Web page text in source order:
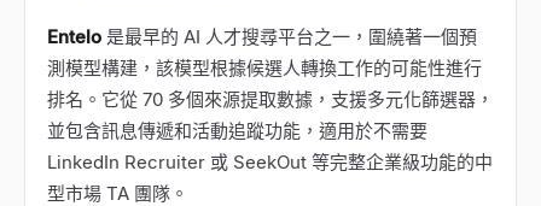
Entelo 是最早的 AI 人才搜尋平台之一，圍繞著一個預
測模型構建，該模型根據候選人轉換工作的可能性進行
排名。它從 70 多個來源提取數據，支援多元化篩選器，
並包含訊息傳遞和活動追蹤功能，適用於不需要
LinkedIn Recruiter 或 SeekOut 等完整企業級功能的中
型市場 TA 團隊。